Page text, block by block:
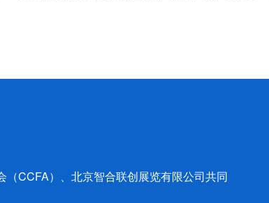
CCFA）、北京智合联创展览有限公司共同